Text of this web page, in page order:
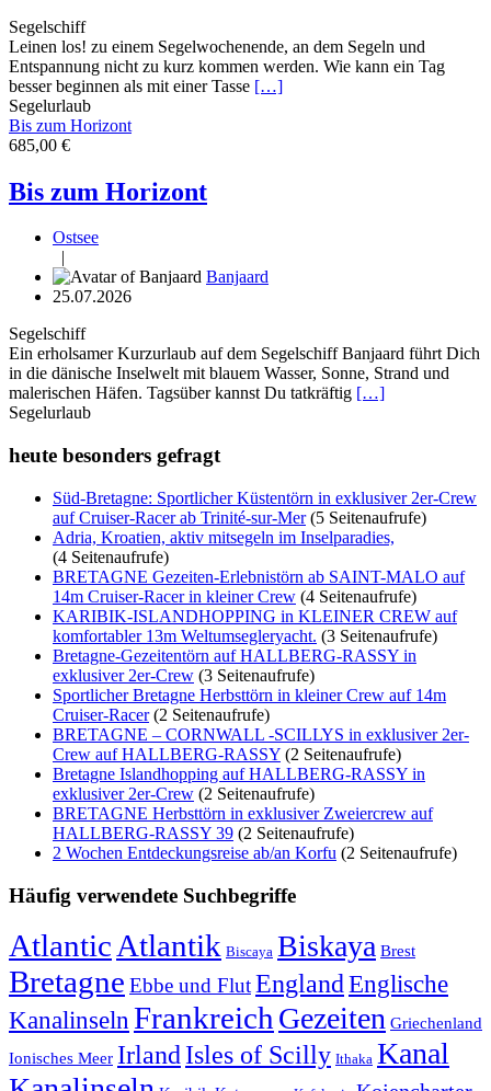
Segelschiff
Leinen los! zu einem Segelwochenende, an dem Segeln und
Entspannung nicht zu kurz kommen werden. Wie kann ein Tag
besser beginnen als mit einer Tasse […]
Segelurlaub
Bis zum Horizont
685,00 €
Bis zum Horizont
Ostsee
|
Banjaard
25.07.2026
Segelschiff
Ein erholsamer Kurzurlaub auf dem Segelschiff Banjaard führt Dich
in die dänische Inselwelt mit blauem Wasser, Sonne, Strand und
malerischen Häfen. Tagsüber kannst Du tatkräftig […]
Segelurlaub
heute besonders gefragt
Süd-Bretagne: Sportlicher Küstentörn in exklusiver 2er-Crew
auf Cruiser-Racer ab Trinité-sur-Mer(5 Seitenaufrufe)
Adria, Kroatien, aktiv mitsegeln im Inselparadies,
(4 Seitenaufrufe)
BRETAGNE Gezeiten-Erlebnistörn ab SAINT-MALO auf
14m Cruiser-Racer in kleiner Crew (4 Seitenaufrufe)
KARIBIK-ISLANDHOPPING in KLEINER CREW auf
komfortabler 13m Weltumsegleryacht. (3 Seitenaufrufe)
Bretagne-Gezeitentörn auf HALLBERG-RASSY in
exklusiver 2er-Crew (3 Seitenaufrufe)
Sportlicher Bretagne Herbsttörn in kleiner Crew auf 14m
Cruiser-Racer(2 Seitenaufrufe)
BRETAGNE – CORNWALL -SCILLYS in exklusiver 2er-
Crew auf HALLBERG-RASSY (2 Seitenaufrufe)
Bretagne Islandhopping auf HALLBERG-RASSY in
exklusiver 2er-Crew (2 Seitenaufrufe)
BRETAGNE Herbsttörn in exklusiver Zweiercrew auf
HALLBERG-RASSY 39 (2 Seitenaufrufe)
2 Wochen Entdeckungsreise ab/an Korfu (2 Seitenaufrufe)
Häufig verwendete Suchbegriffe
Atlantic Atlantik Biscaya Biskaya Brest
Bretagne Ebbe und Flut EnglandEnglische
KanalinselnFrankreich Gezeiten Griechenland
Ionisches Meer IrlandIsles of Scilly Ithaka Kanal